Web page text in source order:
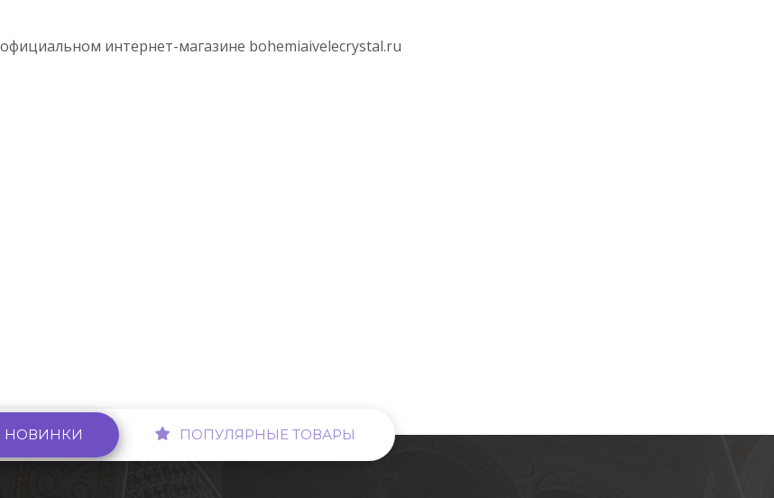
интернет-магазине bohemiaivelecrystal.ru
НОВИНКИ ПОПУЛЯРНЫЕ ТОВАРЫ